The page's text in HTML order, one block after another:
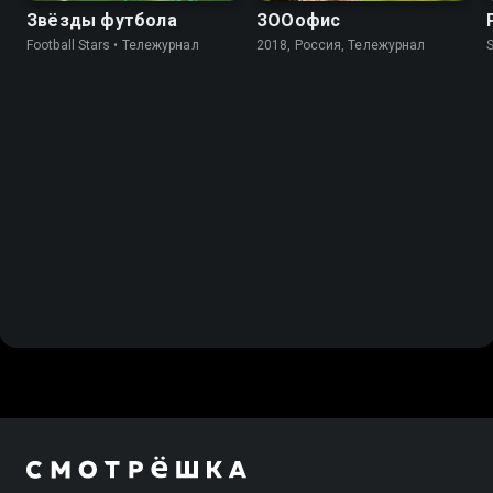
Звёзды футбола
Football Stars • Тележурнал
ЗООофис
2018, Россия, Тележурнал